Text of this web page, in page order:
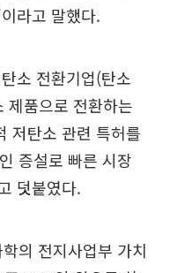
라고 말했다.
소 전환기업(탄소
제품으로 전환하는
저탄소 관련 특허를
증설로 빠른 시장
덧붙였다.
의 전지사업부 가치